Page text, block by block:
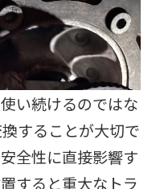
い続けるのではな
することが大切で
全性に直接影響す
すると重大なトラ